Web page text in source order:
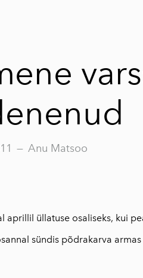
— Anu Matsoo
aprillil üllatuse osaliseks, kui
sündis põdrakarva